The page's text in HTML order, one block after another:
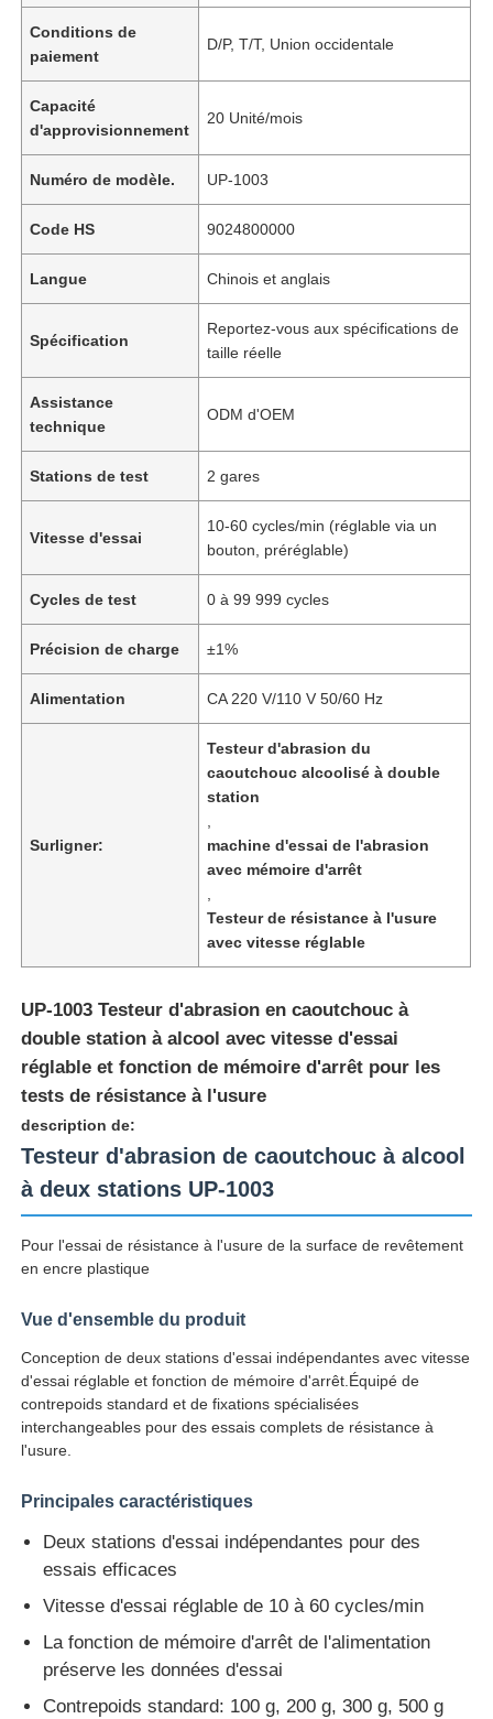
Aperçu
Produits
A propos de nous
Contrôle de la qualité
Contact
Demande de soumission
Équipement d'essai en laboratoire
Chambre d'essai environnemental
Machine de test universelle
Conditions de
paiement
D/P, T/T, Union occidentale
Capacité
d'approvisionnement
20 Unité/mois
Numéro de modèle. UP-1003
Code HS 9024800000
Langue Chinois et anglais
Spécification
Reportez-vous aux spécifications de
taille réelle
Assistance
technique
ODM d'OEM
Stations de test 2 gares
Vitesse d'essai
10-60 cycles/min (réglable via un
bouton, préréglable)
Cycles de test 0 à 99 999 cycles
Précision de charge ±1%
Alimentation CA 220 V/110 V 50/60 Hz
Surligner:
Testeur d'abrasion du
caoutchouc alcoolisé à double
station
machine d'essai de l'abrasion
avec mémoire d'arrêt
Testeur de résistance à l'usure
avec vitesse réglable
UP-1003 Testeur d'abrasion en caoutchouc à
double station à alcool avec vitesse d'essai
réglable et fonction de mémoire d'arrêt pour les
tests de résistance à l'usure
description de:
Testeur d'abrasion de caoutchouc à alcool
à deux stations UP-1003
Pour l'essai de résistance à l'usure de la surface de revêtement
en encre plastique
Vue d'ensemble du produit
Conception de deux stations d'essai indépendantes avec vitesse
d'essai réglable et fonction de mémoire d'arrêt.Équipé de
contrepoids standard et de fixations spécialisées
interchangeables pour des essais complets de résistance à
l'usure.
Principales caractéristiques
Deux stations d'essai indépendantes pour des
essais efficaces
Vitesse d'essai réglable de 10 à 60 cycles/min
La fonction de mémoire d'arrêt de l'alimentation
préserve les données d'essai
Contrepoids standard: 100 g, 200 g, 300 g, 500 g